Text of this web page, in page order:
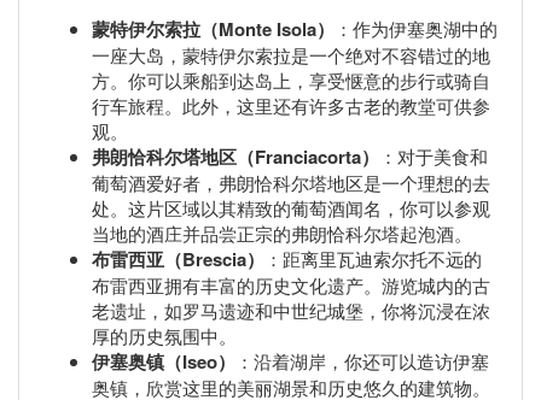
蒙特伊尔索拉（Monte Isola）
：作为伊塞奥湖中的
一座大岛，蒙特伊尔索拉是一个绝对不容错过的地
方。你可以乘船到达岛上，享受惬意的步行或骑自
行车旅程。此外，这里还有许多古老的教堂可供参
观。
弗朗恰科尔塔地区（Franciacorta）
：对于美食和
葡萄酒爱好者，弗朗恰科尔塔地区是一个理想的去
处。这片区域以其精致的葡萄酒闻名，你可以参观
当地的酒庄并品尝正宗的弗朗恰科尔塔起泡酒。
布雷西亚（Brescia）
：距离里瓦迪索尔托不远的
布雷西亚拥有丰富的历史文化遗产。游览城内的古
老遗址，如罗马遗迹和中世纪城堡，你将沉浸在浓
厚的历史氛围中。
伊塞奥镇（Iseo）
：沿着湖岸，你还可以造访伊塞
奥镇，欣赏这里的美丽湖景和历史悠久的建筑物。